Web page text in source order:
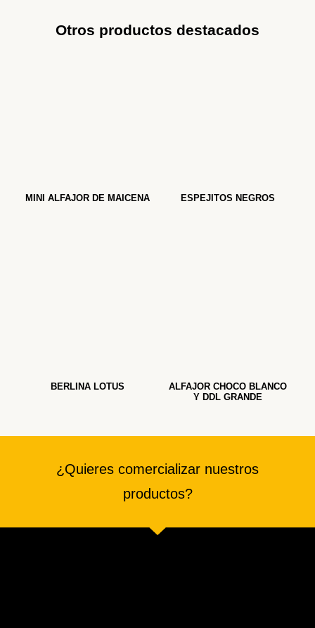
Otros productos destacados
MINI ALFAJOR DE MAICENA ESPEJITOS NEGROS
BERLINA LOTUS
ALFAJOR CHOCO BLANCO
Y DDL GRANDE
¿Quieres comercializar nuestros
productos?